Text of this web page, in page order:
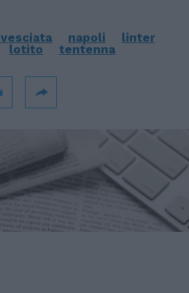
napoli
linter
lotito tentenna